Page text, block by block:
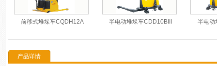
前移式堆垛车CQDH12A 半电动堆垛车CDD10BIII 半电动
产品详情